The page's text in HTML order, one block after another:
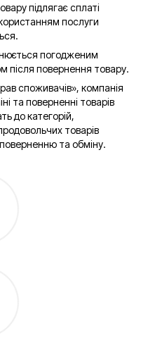
підлягає сплаті
послуги
погодженим
повернення товару.
споживачів», компанія
та поверненні товарів
до категорій,
товарів
та обміну.